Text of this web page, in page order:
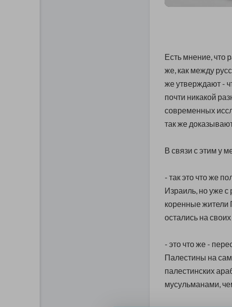
Есть мнение, что
же, как между
же утверждают -
почти никакой
современных
так же
В связи с этим у
- так это что же
Израиль, но уже
коренные жители
остались на
- это что же -
Палестины на
палестинских
мусульманами,